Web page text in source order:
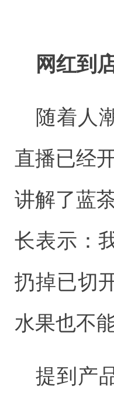
网红到
随着人
直播已经
讲解了蓝
长表示：
扔掉已切
水果也不
提到产